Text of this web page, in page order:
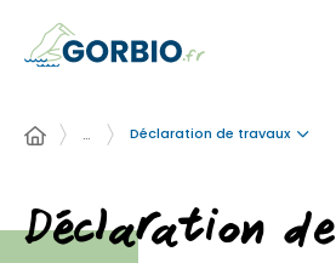
… Déclaration de travaux
Déclaration de